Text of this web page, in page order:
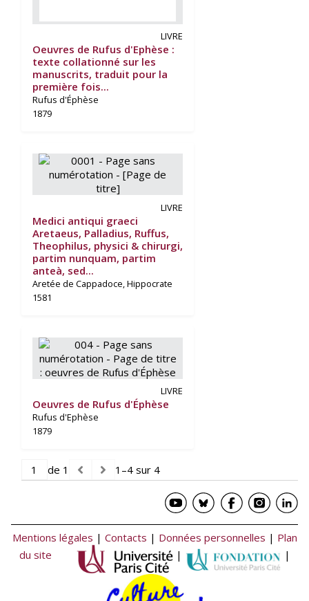
LIVRE
Oeuvres de Rufus d'Ephèse :
texte collationné sur les
manuscrits, traduit pour la
première fois...
Rufus d'Éphèse
1879
LIVRE
Medici antiqui graeci
Aretaeus, Palladius, Ruffus,
Theophilus, physici & chirurgi,
partim nunquam, partim
anteà, sed...
Aretée de Cappadoce, Hippocrate
1581
LIVRE
Oeuvres de Rufus d'Éphèse
Rufus d'Ephèse
1879
de 1 1–4 sur 4
Mentions légales | Contacts | Données personnelles | Plan
du site
| |